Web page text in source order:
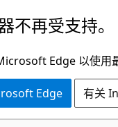
不再受支持。
Edge 以使用
Edge 有关